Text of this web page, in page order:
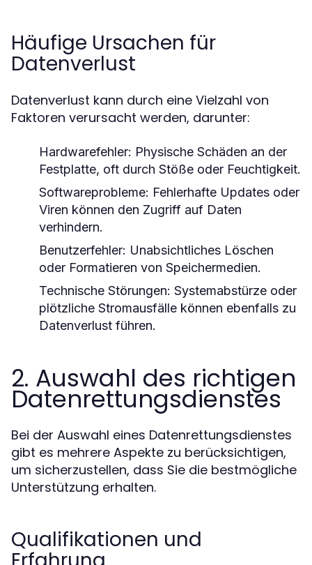
Häufige Ursachen für
Datenverlust
Datenverlust kann durch eine Vielzahl von
Faktoren verursacht werden, darunter:
Hardwarefehler: Physische Schäden an der
Festplatte, oft durch Stöße oder Feuchtigkeit.
Softwareprobleme: Fehlerhafte Updates oder
Viren können den Zugriff auf Daten
verhindern.
Benutzerfehler: Unabsichtliches Löschen
oder Formatieren von Speichermedien.
Technische Störungen: Systemabstürze oder
plötzliche Stromausfälle können ebenfalls zu
Datenverlust führen.
2. Auswahl des richtigen
Datenrettungsdienstes
Bei der Auswahl eines Datenrettungsdienstes
gibt es mehrere Aspekte zu berücksichtigen,
um sicherzustellen, dass Sie die bestmögliche
Unterstützung erhalten.
Qualifikationen und